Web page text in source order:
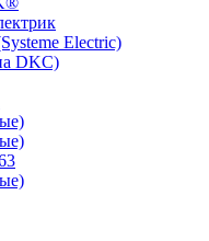
Electric)
DKC)